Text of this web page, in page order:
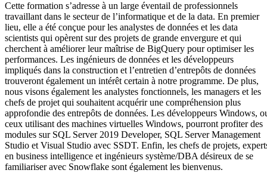
Cette formation s’adresse à un large éventail de professionnels
travaillant dans le secteur de l’informatique et de la data. En premier
lieu, elle a été conçue pour les analystes de données et les data
scientists qui opèrent sur des projets de grande envergure et qui
cherchent à améliorer leur maîtrise de BigQuery pour optimiser les
performances. Les ingénieurs de données et les développeurs
impliqués dans la construction et l’entretien d’entrepôts de données
trouveront également un intérêt certain à notre programme. De plus,
nous visons également les analystes fonctionnels, les managers et les
chefs de projet qui souhaitent acquérir une compréhension plus
approfondie des entrepôts de données. Les développeurs Windows,
ceux utilisant des machines virtuelles Windows, pourront profiter des
modules sur SQL Server 2019 Developer, SQL Server Management
Studio et Visual Studio avec SSDT. Enfin, les chefs de projets,
en business intelligence et ingénieurs système/DBA désireux de se
familiariser avec Snowflake sont également les bienvenus.